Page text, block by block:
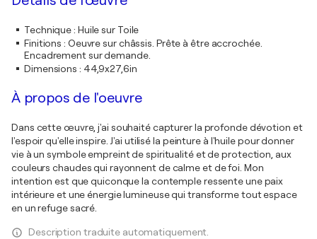
Technique: Huile sur Toile
Finitions : Oeuvre sur châssis. Prête à être accrochée.
Encadrement sur demande.
Dimensions : 44,9x27,6in
À propos de l'oeuvre
Dans cette œuvre, j'ai souhaité capturer la profonde dévotion et
l'espoir qu'elle inspire. J'ai utilisé la peinture à l'huile pour donner
vie à un symbole empreint de spiritualité et de protection, aux
couleurs chaudes qui rayonnent de calme et de foi. Mon
intention est que quiconque la contemple ressente une paix
intérieure et une énergie lumineuse qui transforme tout espace
en un refuge sacré.
Description traduite automatiquement.